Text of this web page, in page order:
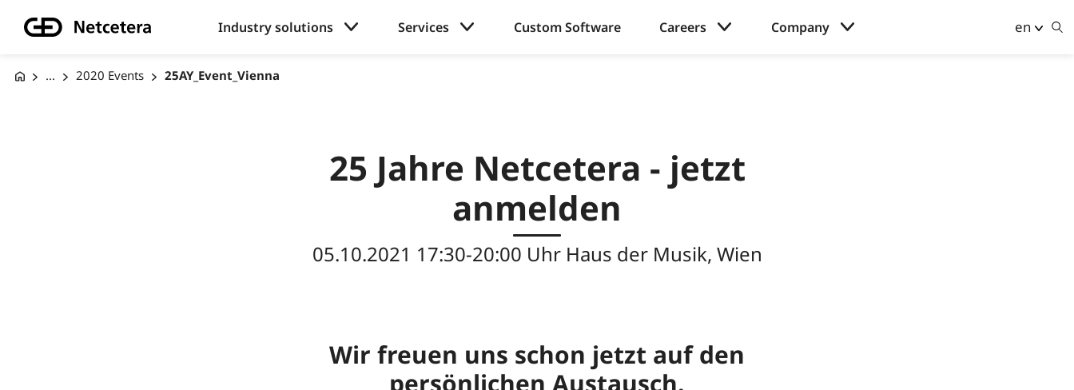
Industry solutions Services Custom Software Careers Company en
... 2020 Events 25AY_Event_Vienna
25 Jahre Netcetera - jetzt
anmelden
05.10.2021 17:30-20:00 Uhr Haus der Musik, Wien
Wir freuen uns schon jetzt auf den
persönlichen Austausch.